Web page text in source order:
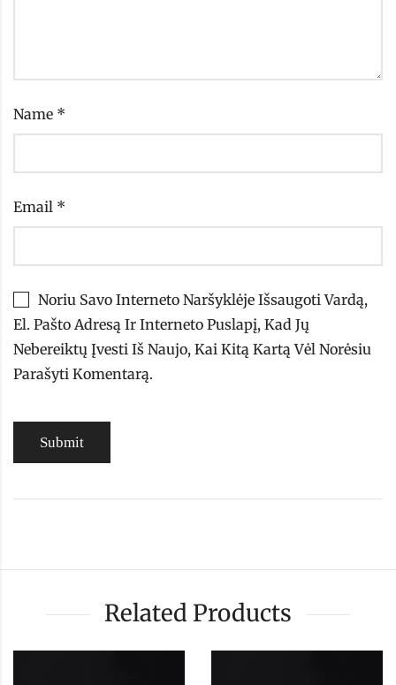
Name *
Email *
Noriu Savo Interneto Naršyklėje Išsaugoti Vardą,
El. Pašto Adresą Ir Interneto Puslapį, Kad Jų
Nebereiktų Įvesti Iš Naujo, Kai Kitą Kartą Vėl Norėsiu
Parašyti Komentarą.
Related Products